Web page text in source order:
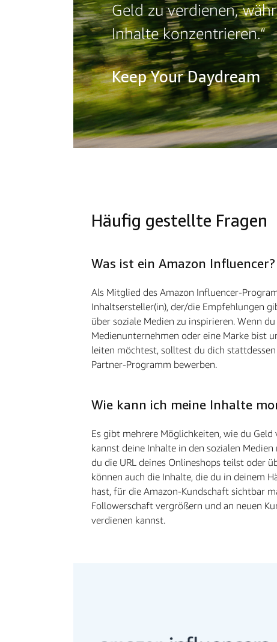
Geld zu verdienen,
Inhalte konzentrieren.“
Keep Your Daydream
Häufig gestellte Fragen
Was ist ein Amazon Influencer?
Als Mitglied des Amazon Influencer-
Inhaltsersteller(in), der/die Empfehlungen
über soziale Medien zu inspirieren. Wenn du
Medienunternehmen oder eine Marke bist
leiten möchtest, solltest du dich
Partner-Programm bewerben.
Wie kann ich meine Inhalte
Es gibt mehrere Möglichkeiten, wie du Geld
kannst deine Inhalte in den sozialen
du die URL deines Onlineshops teilst oder
können auch die Inhalte, die du in deinem
hast, für die Amazon-Kundschaft sichtbar
Followerschaft vergrößern und an neuen
verdienen kannst.